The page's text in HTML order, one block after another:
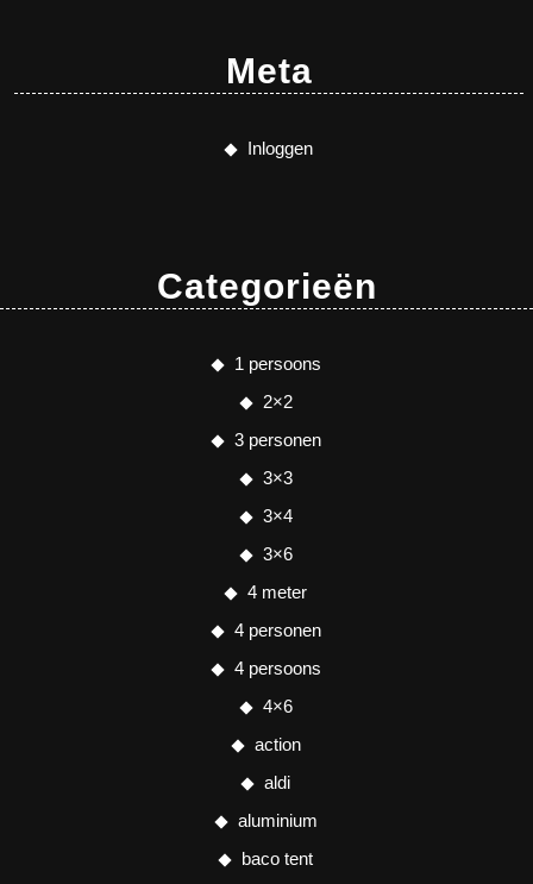
Meta
Inloggen
Categorieën
1 persoons
2×2
3 personen
3×3
3×4
3×6
4 meter
4 personen
4 persoons
4×6
action
aldi
aluminium
baco tent